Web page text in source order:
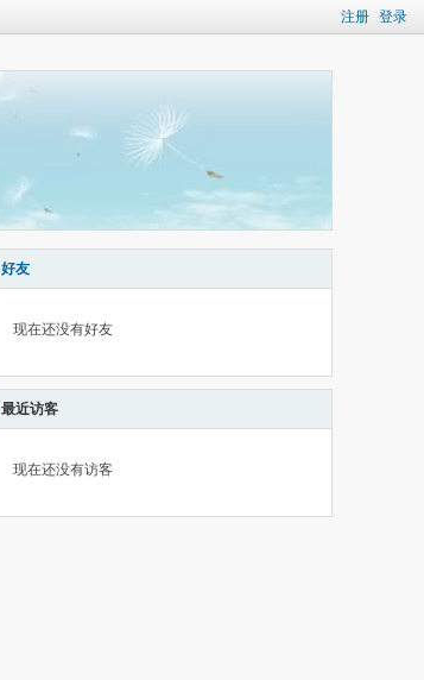
注册 登录
好友
现在还没有好友
最近访客
现在还没有访客